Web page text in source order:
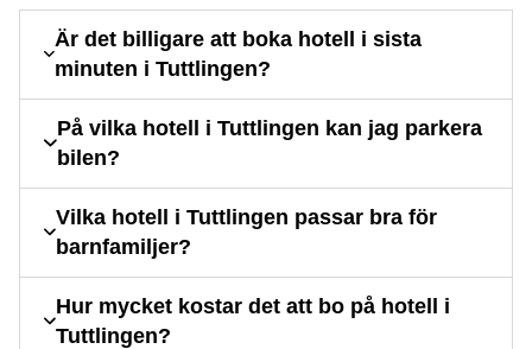
Är det billigare att boka hotell i sista
minuten i Tuttlingen?
På vilka hotell i Tuttlingen kan jag parkera
bilen?
Vilka hotell i Tuttlingen passar bra för
barnfamiljer?
Hur mycket kostar det att bo på hotell i
Tuttlingen?